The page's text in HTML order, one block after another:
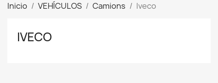
Inicio VEHÍCULOS Camions Iveco
IVECO